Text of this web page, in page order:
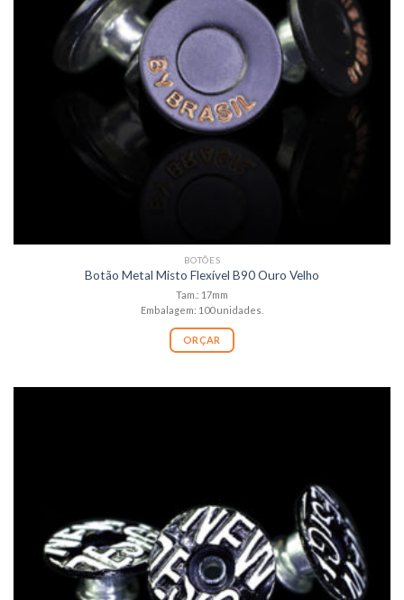
BOTÕES
Botão Metal Misto Flexível B90 Ouro Velho
Tam.: 17mm
Embalagem: 100 unidades.
ORÇAR